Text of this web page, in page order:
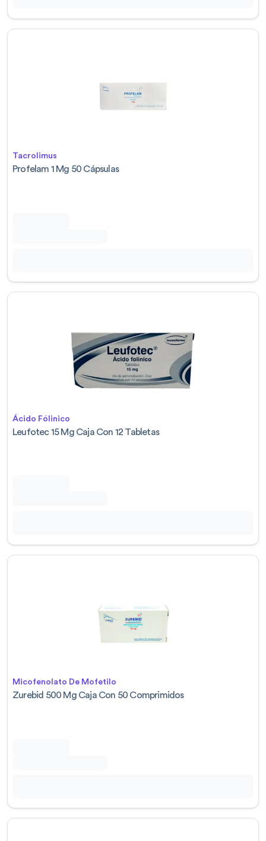
Tacrolimus
Profelam 1 Mg 50 Cápsulas
Ácido Fólinico
Leufotec 15 Mg Caja Con 12 Tabletas
Micofenolato De Mofetilo
Zurebid 500 Mg Caja Con 50 Comprimidos